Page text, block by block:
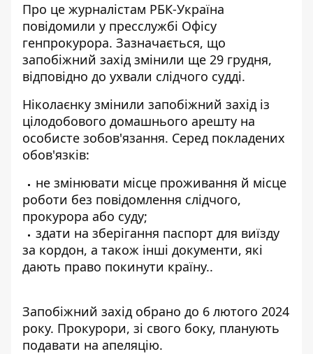
Про це журналістам РБК-Україна
повідомили у пресслужбі Офісу
генпрокурора. Зазначається, що
запобіжний захід змінили ще 29 грудня,
відповідно до ухвали слідчого судді.
Ніколаєнку змінили запобіжний захід із
цілодобового домашнього арешту на
особисте зобов'язання. Серед покладених
обов'язків:
не змінювати місце проживання й місце
роботи без повідомлення слідчого,
прокурора або суду;
здати на зберігання паспорт для виїзду
за кордон, а також інші документи, які
дають право покинути країну..
Запобіжний захід обрано до 6 лютого 2024
року. Прокурори, зі свого боку, планують
подавати на апеляцію.